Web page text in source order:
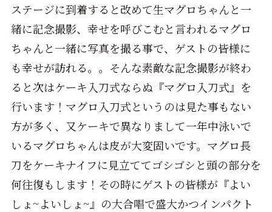
ステージに到着すると改めて生マグロちゃんと一
緒に記念撮影、幸せを呼びこむと言われるマグロ
ちゃんと一緒に写真を撮る事で、ゲストの皆様に
も幸せが訪れる。。そんな素敵な記念撮影が終わ
ると次はケーキ入刀式ならぬ『マグロ入刀式』を
行います！マグロ入刀式というのは見た事もない
方が多く、又ケーキで異なりまして一年中泳いで
いるマグロちゃんは皮が大変固いです。マグロ長
刀をケーキナイフに見立ててゴシゴシと頭の部分を
何往復もします！その時にゲストの皆様が『よい
しょ~よいしょ~』の大合唱で盛大かつインパクト